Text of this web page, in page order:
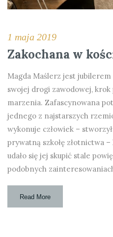
1 maja 2019
Zakochana w
Magda Maślerz jest jubilerem
swojej drogi zawodowej, krok
marzenia. Zafascynowana
jednego z najstarszych
wykonuje człowiek –
prywatną szkołę złotnictwa
udało się jej skupić stale
podobnych
Read More